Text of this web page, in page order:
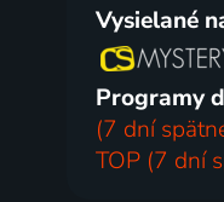
Vysielané
Programy
(7 dní
TOP (7 dní